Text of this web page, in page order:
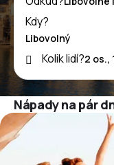
Kdy?
Kolik lidí?
Nápady na pár